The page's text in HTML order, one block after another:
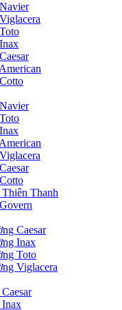
Thanh
Caesar
Inax
Toto
Viglacera
Inax